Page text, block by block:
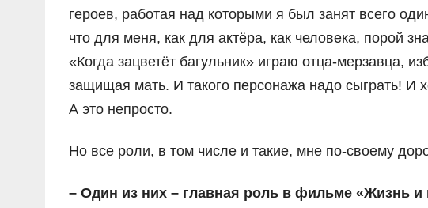
героев, работая над которыми я был занят всего
что для меня, как для актёра, как человека, порой
«Когда зацветёт багульник» играю отца-мерзавца,
защищая мать. И такого персонажа надо сыграть! И
А это непросто.
Но все роли, в том числе и такие, мне по-своему
– Один из них – главная роль в фильме «Жизнь